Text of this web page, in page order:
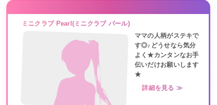
ミニクラブ Pearl(ミニクラブ パール)
ママの人柄がステキで
す◎♪どうせなら気分
よく★カンタンなお手
伝いだけお願いします
★
詳細を見る ≫